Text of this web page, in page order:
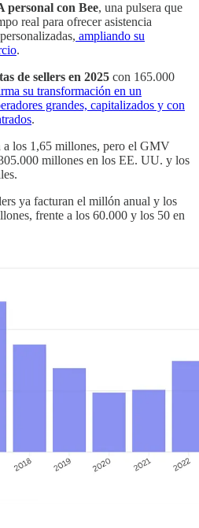
personal con Bee, una pulsera que
real para ofrecer asistencia
ampliando su
.
de sellers en 2025 con 165.000
su transformación en un
grandes, capitalizados y con
.
a los 1,65 millones, pero el GMV
millones en los EE. UU. y los
ya facturan el millón anual y los
frente a los 60.000 y los 50 en